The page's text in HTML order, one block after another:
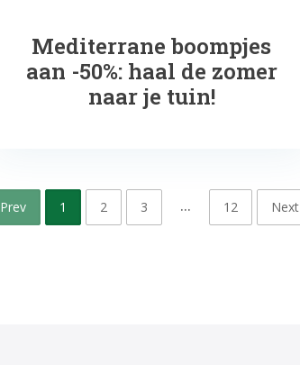
Mediterrane boompjes
aan -50%: haal de zomer
naar je tuin!
Prev 1 2 3 … 12 Next